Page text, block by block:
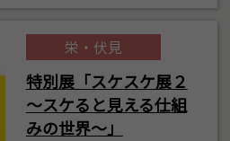
栄・伏見
特別展「スケスケ展２
～スケると見える仕組
みの世界～」